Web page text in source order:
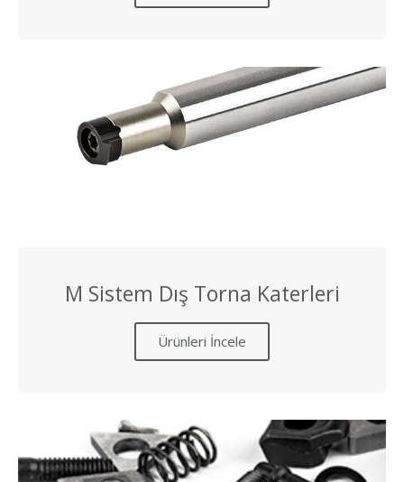
M Sistem Dış Torna Katerleri
Ürünleri İncele